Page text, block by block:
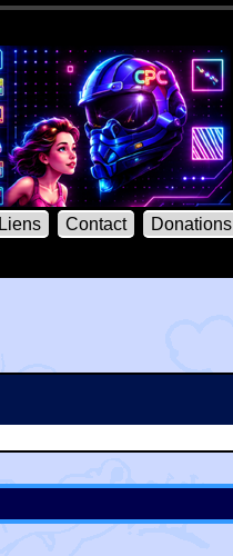
Liens Contact Donations